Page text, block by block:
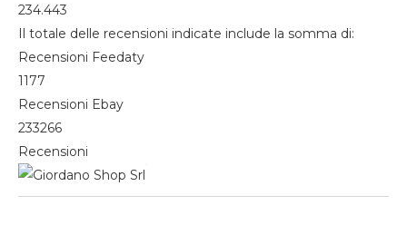
234.443
Il totale delle recensioni indicate include la somma di:
Recensioni Feedaty
1177
Recensioni Ebay
233266
Recensioni